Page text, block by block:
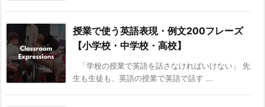
授業で使う英語表現・例文200フレーズ
【小学校・中学校・高校】
「学校の授業で英語を話さなければいけない」 先
生も生徒も、英語の授業で英語で話す ...